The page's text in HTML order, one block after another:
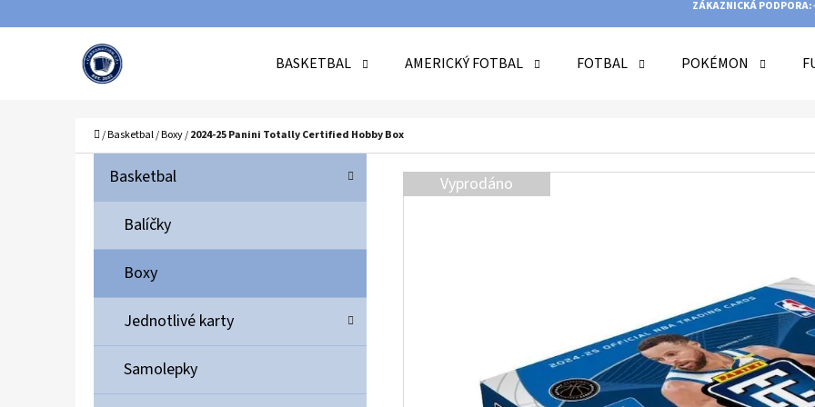
ZÁKAZNICKÁ PODPORA:
BASKETBAL AMERICKÝ FOTBAL FOTBAL POKÉMON
Domů
/Basketbal/Boxy/2024-25 Panini Totally Certified Hobby Box
Přeskočit
kategorie
K
T
G
R
E
Basketbal
Balíčky
Boxy
Jednotlivé karty
Samolepky
Vyprodáno
Zpět
Zpět